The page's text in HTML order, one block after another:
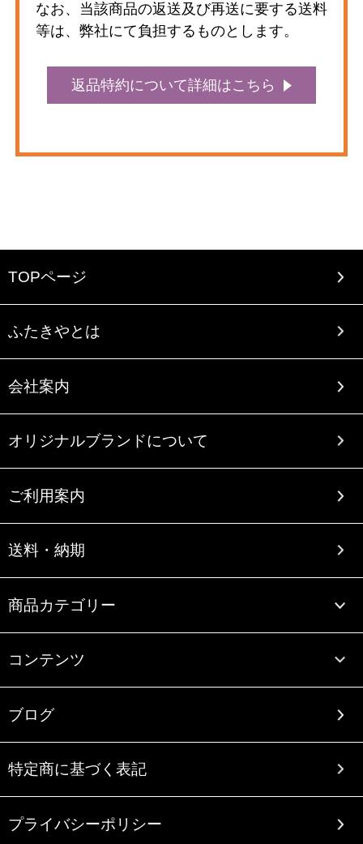
なお、当該商品の返送及び再送に要する送料
等は、弊社にて負担するものとします。
返品特約について詳細はこちら
TOPページ
ふたきやとは
会社案内
オリジナルブランドについて
ご利用案内
送料・納期
商品カテゴリー
コンテンツ
ブログ
特定商に基づく表記
プライバシーポリシー